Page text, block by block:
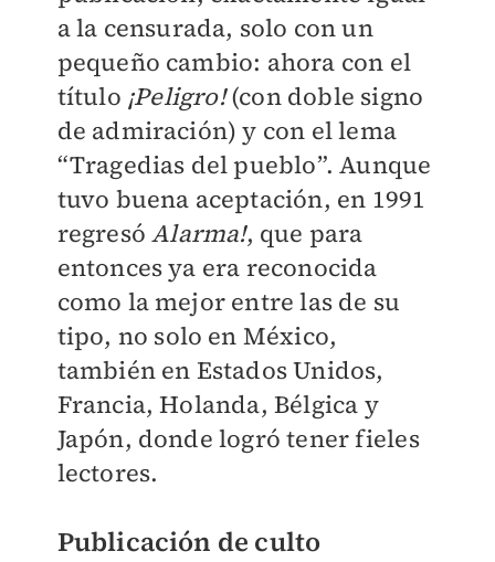
a la censurada, solo con un
pequeño cambio: ahora con el
título ¡Peligro!(con doble signo
de admiración) y con el lema
“Tragedias del pueblo”. Aunque
tuvo buena aceptación, en 1991
regresóAlarma!, que para
entonces ya era reconocida
como la mejor entre las de su
tipo, no solo en México,
también en Estados Unidos,
Francia, Holanda, Bélgica y
Japón, donde logró tener fieles
lectores.
Publicación de culto